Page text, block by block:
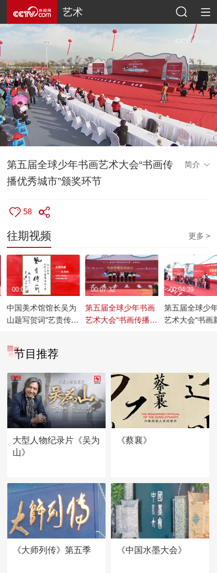
艺术
第五届全球少年书画艺术大会“书画传
播优秀城市”颁奖环节
简介
58
往期视频 更多 >
中国美术馆馆长吴为
山题写贺词“艺贵传
00:00:24
第五届全球少年书画
艺术大会“书画传播优
00:07:32
第五届全球少
艺术大会“书画
00:04:39
节目推荐
大型人物纪录片《吴为
山》
《蔡襄》
《大师列传》第五季 《中国水墨大会》